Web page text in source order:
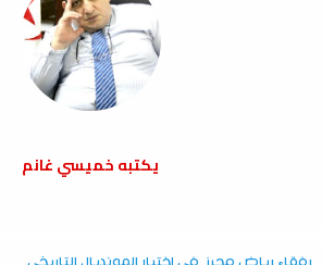
يكتبه خميسي غانم